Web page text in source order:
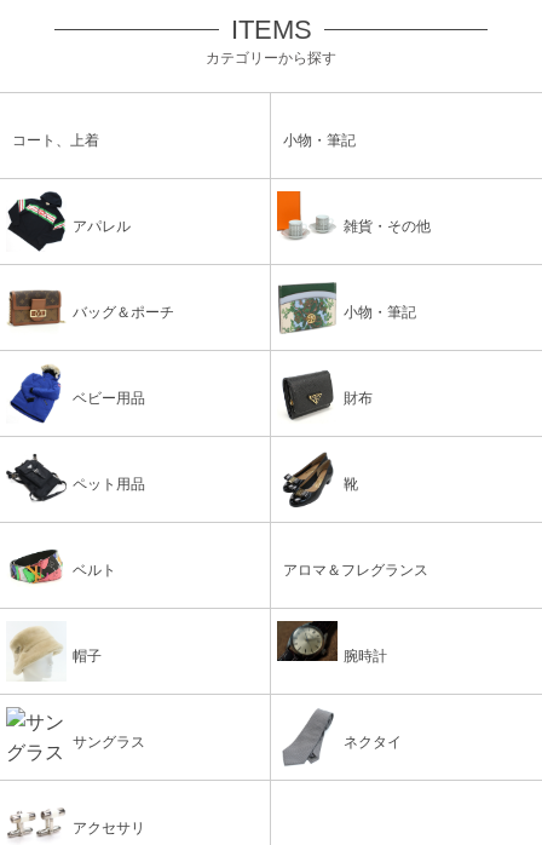
ITEMS
カテゴリーから探す
コート、上着 小物・筆記
アパレル 雑貨・その他
バッグ＆ポーチ 小物・筆記
ベビー用品 財布
ペット用品 靴
ベルト アロマ＆フレグランス
帽子 腕時計
サングラス ネクタイ
アクセサリ